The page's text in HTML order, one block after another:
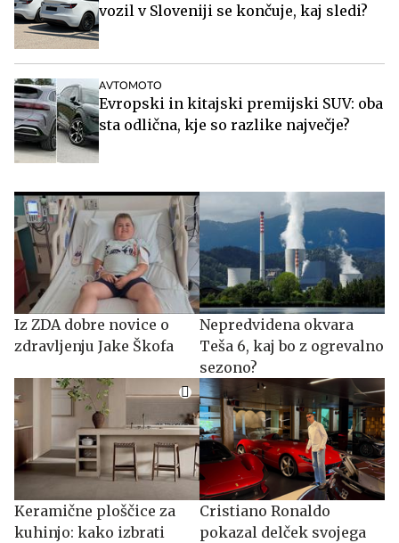
vozil v Sloveniji se končuje, kaj sledi?
AVTOMOTO
Evropski in kitajski premijski SUV: oba
sta odlična, kje so razlike največje?
Iz ZDA dobre novice o
zdravljenju Jake Škofa
Nepredvidena okvara
Teša 6, kaj bo z ogrevalno
sezono?
Keramične ploščice za
kuhinjo: kako izbrati
Cristiano Ronaldo
pokazal delček svojega